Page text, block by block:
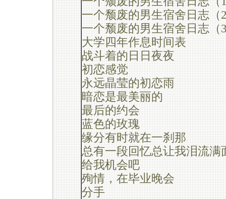
一个颓废的男生宿舍日志（
一个颓废的男生宿舍日志（
大学四年作息时间表
战斗着的日日夜夜
初恋感觉
永远晶莹的初恋雨
暗恋是最美丽的
最后的约会
蓝色的玫瑰
缘分有时就在一刹那
总有一段回忆总让我泪流满
给我机会吧
殉情，在毕业晚会
分手